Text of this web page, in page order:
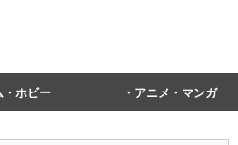
・ホビー アニメ・マンガ